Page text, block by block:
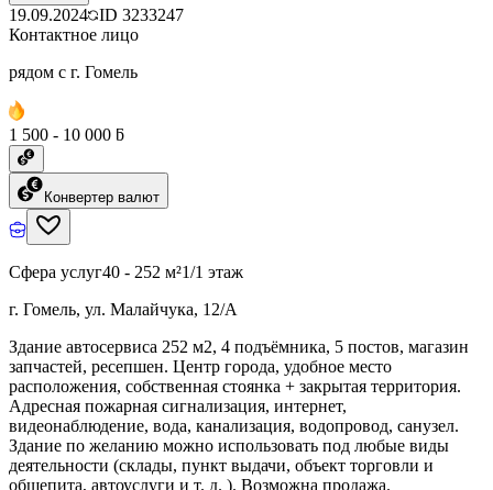
19.09.2024 ID 3233247
Контактное лицо
рядом с г. Гомель
1 500 - 10 000 ƃ
Конвертер валют
Сфера услуг40 - 252 м²1/1 этаж
г. Гомель, ул. Малайчука, 12/А
Здание автосервиса 252 м2, 4 подъёмника, 5 постов, магазин
запчастей, ресепшен. Центр города, удобное место
расположения, собственная стоянка + закрытая территория.
Адресная пожарная сигнализация, интернет,
видеонаблюдение, вода, канализация, водопровод, санузел.
Здание по желанию можно использовать под любые виды
деятельности (склады, пункт выдачи, объект торговли и
общепита, автоуслуги и т. д. ). Возможна продажа.